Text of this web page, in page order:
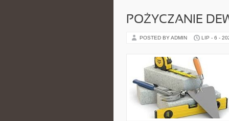
POŻYCZANIE
POSTED BY ADMIN LIP - 6 -